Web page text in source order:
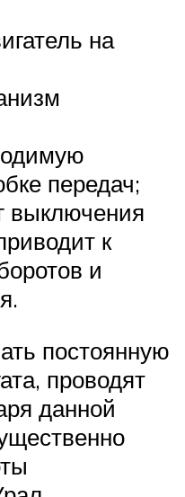
на
передач;
выключения
к
и
постоянную
проводят
данной